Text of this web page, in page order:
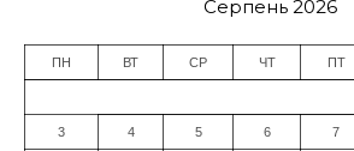
Серпень 2026
ПН ВТ СР ЧТ ПТ
3 4 5 6 7